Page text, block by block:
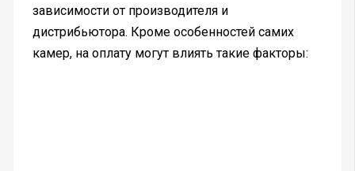
зависимости от производителя и
дистрибьютора. Кроме особенностей самих
камер, на оплату могут влиять такие факторы: